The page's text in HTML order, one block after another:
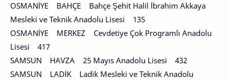
OSMANİYE BAHÇE Bahçe Şehit Halil İbrahim Akkaya
Mesleki ve Teknik Anadolu Lisesi 135
OSMANİYE MERKEZ Cevdetiye Çok Programlı Anadolu
Lisesi 417
SAMSUN HAVZA 25 Mayıs Anadolu Lisesi 432
SAMSUN LADİK Ladik Mesleki ve Teknik Anadolu